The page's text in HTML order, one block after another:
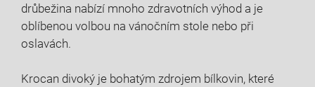
drůbežina nabízí mnoho zdravotních výhod a je
oblíbenou volbou na vánočním stole nebo při
oslavách.
Krocan divoký je bohatým zdrojem bílkovin, které